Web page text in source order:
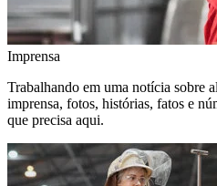
Imprensa
Trabalhando em uma notícia sobre
imprensa, fotos, histórias, fatos e
que precisa aqui.